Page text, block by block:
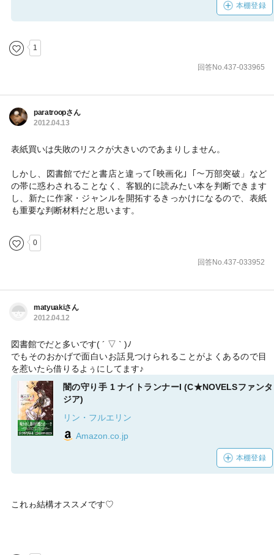
本棚登録
1
回答No.437-033965
paratroopさん
2012.04.13
表紙買いは失敗のリスクが大きいのであまりしません。
しかし、図書館でだと書店と違って｢映画化｣「～万部突破」など
の帯に惑わされることなく、客観的に読みたい本を判断できます
し、新たに作家・ジャンルを開拓するきっかけになるので、表紙
も重要な判断材料だと思います。
0
回答No.437-033952
matyuakiさん
2012.04.12
図書館でだと多いです( ´ ▽ ` )ﾉ
でもそのおかげで面白いお話見つけられることがよくあるので目
を惹いたら借りるよぅにしてます♪
闇の守り手 1 ナイトランナーI (C★NOVELSファンタ
ジア)
リン・フルエリン
Amazon.co.jp
本棚登録
これゎ結構オススメです♡